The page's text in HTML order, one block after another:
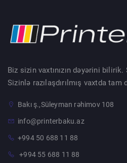
Biz sizin vaxtınızın dəyərini
Sizinlə razılaşdırılmış vaxtda tam
Bakı ş.,Süleyman rəhimov 108
info@printerbaku.az
+994 50 688 11 88
+994 55 688 11 88